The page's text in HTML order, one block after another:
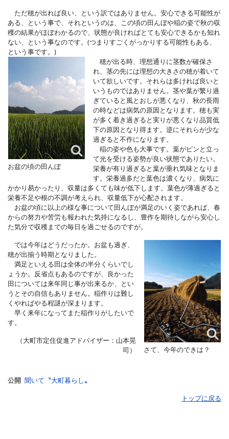
ただ穂が出れば良い、という訳ではありません。安心できる可能性が
ある、という事で、それというのは、この頃の田んぼや稲の姿で秋の収
穫の結果がほぼわかるので、状態が良ければとても安心できるかも知れ
ない、という事なのです。(つまりすごくがっかりする可能性もある、
という事です。)
お盆の頃の田んぼ
穂が出る時、理想通りに茎数が確保さ
れ、茎の先には理想の大きさの穂が着いて
いて欲しいです。それらは多ければ良いと
いうものではありません。茎や葉が繁り過
ぎていると風とおしが悪くなり、秋の長雨
の時などは病気の原因となります。穂も実
が多く着き過ぎると実りが悪くなり品質低
下の原因となり得ます。逆にそれらが少な
過ぎると不作になります。
稲の姿や色も大事です。葉がピンと立っ
て光を受ける姿勢が良い状態でありたい。
栄養が有り過ぎると葉が垂れ気味となりま
す。栄養過多だと葉色は濃くなり、病気に
かかり易かったり、収量は多くても味が低下します。葉色が薄過ぎると
栄養不足や根の不調が考えられ、収量低下が心配されます。
お盆の頃に以上の様な事について田んぼが満足のいく姿であれば、春
からの努力や苦労も報われた気持になるし、豊作を期待しながら安心し
た気分で収穫までの毎日を過ごせるのですが。
さて、今年のできは？
では今年はどうだったか。お盆も過ぎ、
穂が出揃う時期となりました。
満足といえる田は全体の半分くらいでし
ょうか。反省点もあるのですが、良かった
田については来年同じ事が出来るか、とい
うとその自信もありません。稲作りは難し
くやればやる程謎が深まります。
早く来年になってまた稲作りがしたいで
す。
（大町市定住促進アドバイザー：山本晃
司）
公開 聞いて〝大町暮らし〟
トップに戻る